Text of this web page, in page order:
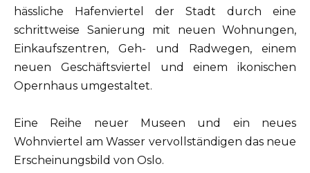
hässliche Hafenviertel der Stadt durch eine
schrittweise Sanierung mit neuen Wohnungen,
Einkaufszentren, Geh- und Radwegen, einem
neuen Geschäftsviertel und einem ikonischen
Opernhaus umgestaltet.
Eine Reihe neuer Museen und ein neues
Wohnviertel am Wasser vervollständigen das neue
Erscheinungsbild von Oslo.